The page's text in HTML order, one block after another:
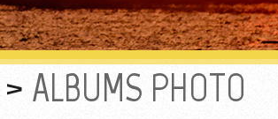
ALBUMS PHOTO